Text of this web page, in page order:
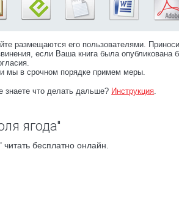
размещаются его пользователями.
если Ваша книга была опубликована
мы в срочном порядке примем меры.
знаете что делать дальше? Инструкция.
ягода"
бесплатно онлайн.